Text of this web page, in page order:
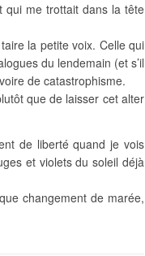
qui me trottait dans la tête
la petite voix. Celle qui
du lendemain (et s’il
de catastrophisme.
que de laisser cet alter
de liberté quand je vois
et violets du soleil déjà
changement de marée,